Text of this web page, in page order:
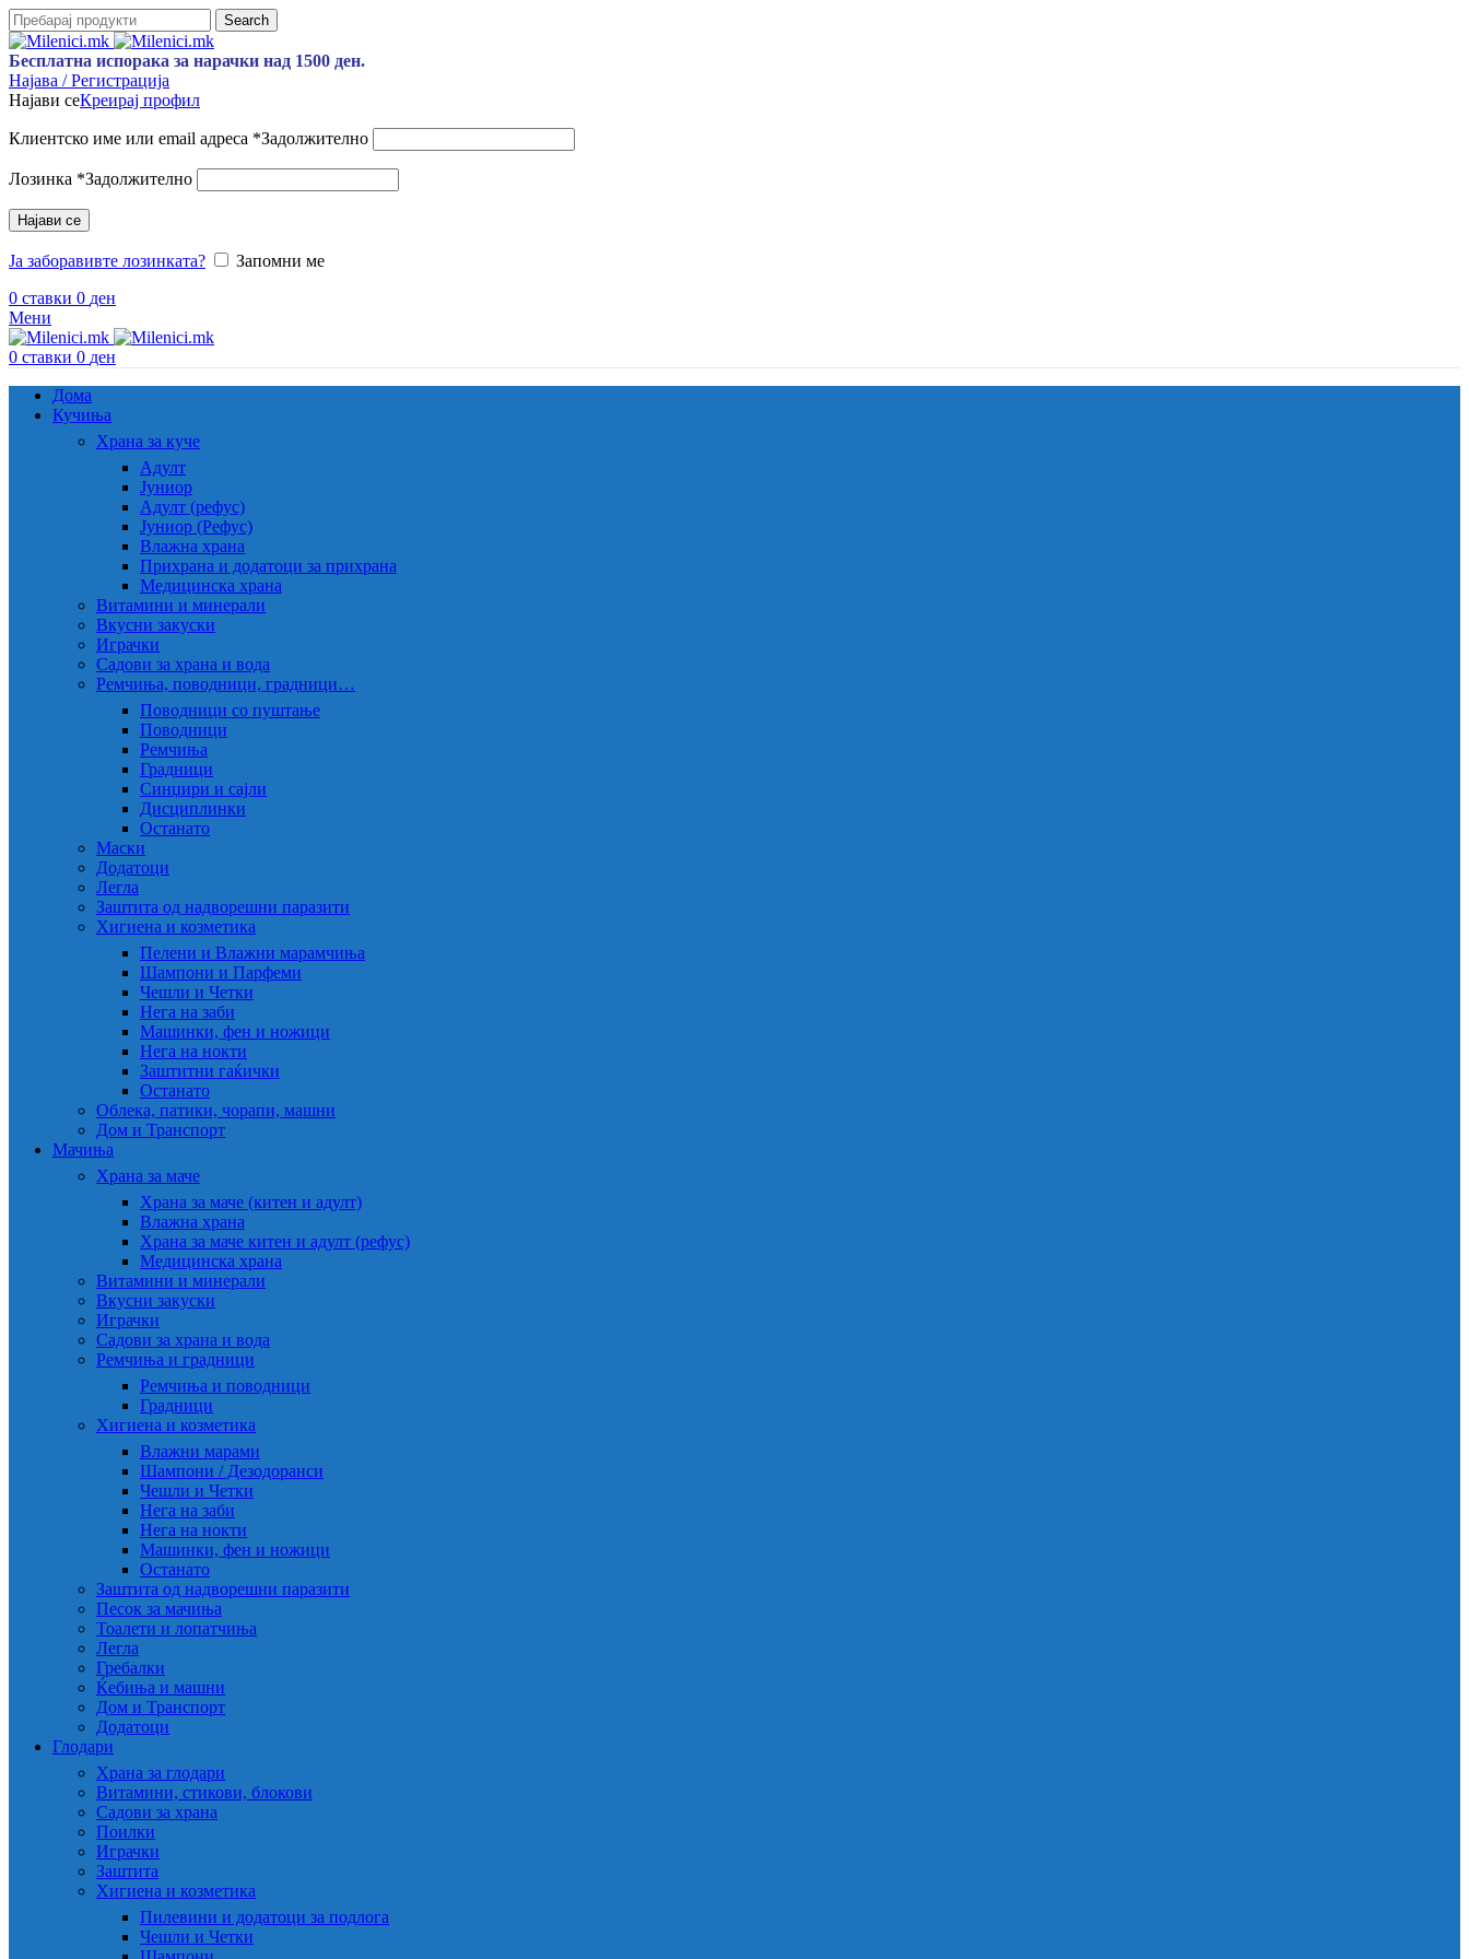
Search
Бесплатна испорака за нарачки над 1500 ден.
Најава / Регистрација
Најави сеКреирај профил
Клиентско име или email адреса *Задолжително
Лозинка *Задолжително
Најави се
Ја заборавивте лозинката?
Запомни ме
0 ставки 0 ден
Мени
0 ставки 0 ден
Дома
Кучиња
Храна за куче
Адулт
Јуниор
Адулт (рефус)
Јуниор (Рефус)
Влажна храна
Прихрана и додатоци за прихрана
Медицинска храна
Витамини и минерали
Вкусни закуски
Играчки
Садови за храна и вода
Ремчиња, поводници, градници…
Поводници со пуштање
Поводници
Ремчиња
Градници
Синџири и сајли
Дисциплинки
Останато
Маски
Додатоци
Легла
Заштита од надворешни паразити
Хигиена и козметика
Пелени и Влажни марамчиња
Шампони и Парфеми
Чешли и Четки
Нега на заби
Машинки, фен и ножици
Нега на нокти
Заштитни гаќички
Останато
Облека, патики, чорапи, машни
Дом и Транспорт
Мачиња
Храна за маче
Храна за маче (китен и адулт)
Влажна храна
Храна за маче китен и адулт (рефус)
Медицинска храна
Витамини и минерали
Вкусни закуски
Играчки
Садови за храна и вода
Ремчиња и градници
Ремчиња и поводници
Градници
Хигиена и козметика
Влажни марами
Шампони / Дезодоранси
Чешли и Четки
Нега на заби
Нега на нокти
Машинки, фен и ножици
Останато
Заштита од надворешни паразити
Песок за мачиња
Тоалети и лопатчиња
Легла
Гребалки
Ќебиња и машни
Дом и Транспорт
Додатоци
Глодари
Храна за глодари
Витамини, стикови, блокови
Садови за храна
Поилки
Играчки
Заштита
Хигиена и козметика
Пилевини и додатоци за подлога
Чешли и Четки